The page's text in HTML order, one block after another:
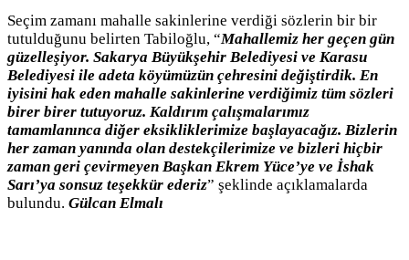
Seçim zamanı mahalle sakinlerine verdiği sözlerin bir bir
tutulduğunu belirten Tabiloğlu, “Mahallemiz her geçen gün
güzelleşiyor. Sakarya Büyükşehir Belediyesi ve Karasu
Belediyesi ile adeta köyümüzün çehresini değiştirdik. En
iyisini hak eden mahalle sakinlerine verdiğimiz tüm sözleri
birer birer tutuyoruz. Kaldırım çalışmalarımız
tamamlanınca diğer eksikliklerimize başlayacağız. Bizlerin
her zaman yanında olan destekçilerimize ve bizleri hiçbir
zaman geri çevirmeyen Başkan Ekrem Yüce’ye ve İshak
Sarı’ya sonsuz teşekkür ederiz” şeklinde açıklamalarda
bulundu. Gülcan Elmalı